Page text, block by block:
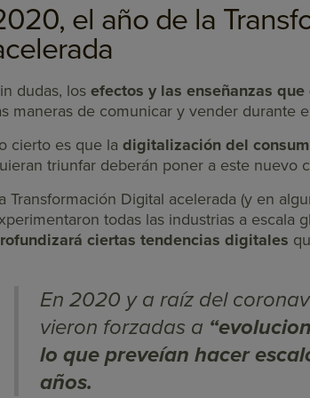
el año de la
dudas, los efectos y las enseñanzas que
maneras de comunicar y vender durante
cierto es que la digitalización del
triunfar deberán poner a este nuevo
Transformación Digital acelerada (y en
todas las industrias a escala
ciertas tendencias digitales
En 2020 y a raíz del
vieron forzadas a
lo que preveían hacer
años.